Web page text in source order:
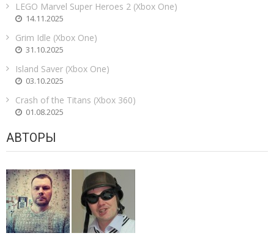
LEGO Marvel Super Heroes 2 (Xbox One)
14.11.2025
Grim Idle (Xbox One)
31.10.2025
Island Saver (Xbox One)
03.10.2025
Crash of the Titans (Xbox 360)
01.08.2025
АВТОРЫ